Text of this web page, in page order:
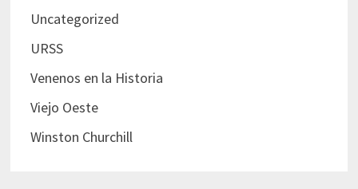
Uncategorized
URSS
Venenos en la Historia
Viejo Oeste
Winston Churchill